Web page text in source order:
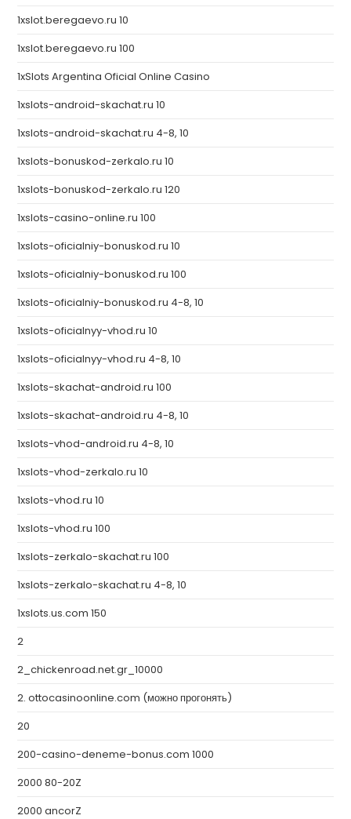
1xslot.beregaevo.ru 10
1xslot.beregaevo.ru 100
1xSlots Argentina Oficial Online Casino
1xslots-android-skachat.ru 10
1xslots-android-skachat.ru 4-8, 10
1xslots-bonuskod-zerkalo.ru 10
1xslots-bonuskod-zerkalo.ru 120
1xslots-casino-online.ru 100
1xslots-oficialniy-bonuskod.ru 10
1xslots-oficialniy-bonuskod.ru 100
1xslots-oficialniy-bonuskod.ru 4-8, 10
1xslots-oficialnyy-vhod.ru 10
1xslots-oficialnyy-vhod.ru 4-8, 10
1xslots-skachat-android.ru 100
1xslots-skachat-android.ru 4-8, 10
1xslots-vhod-android.ru 4-8, 10
1xslots-vhod-zerkalo.ru 10
1xslots-vhod.ru 10
1xslots-vhod.ru 100
1xslots-zerkalo-skachat.ru 100
1xslots-zerkalo-skachat.ru 4-8, 10
1xslots.us.com 150
2
2_chickenroad.net.gr_10000
2. ottocasinoonline.com (можно прогонять)
20
200-casino-deneme-bonus.com 1000
2000 80-20Z
2000 ancorZ